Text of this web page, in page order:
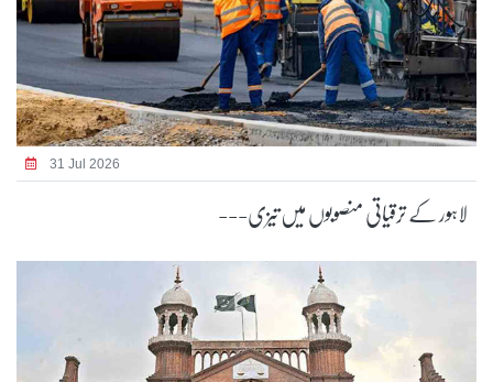
31 Jul 2026
لاہور کے ترقیاتی منصوبوں میں تیزی---